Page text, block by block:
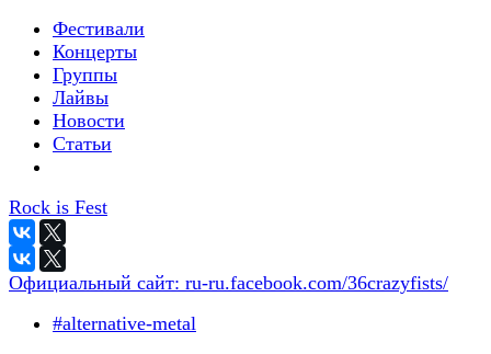
Фестивали
Концерты
Группы
Лайвы
Новости
Статьи
Rock is Fest
Официальный сайт: ru-ru.facebook.com/36crazyfists/
#alternative-metal